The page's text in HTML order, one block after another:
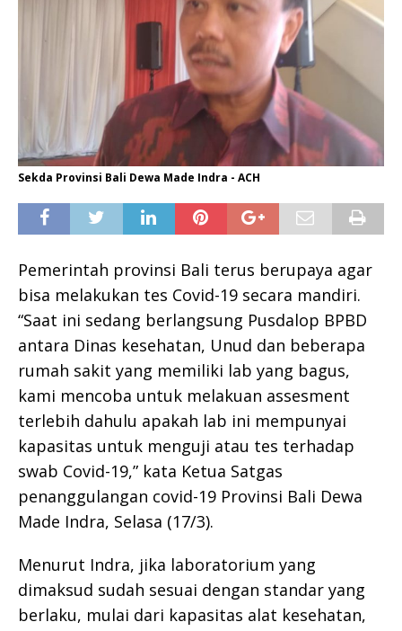
Sekda Provinsi Bali Dewa Made Indra - ACH
Pemerintah provinsi Bali terus berupaya agar
bisa melakukan tes Covid-19 secara mandiri.
“Saat ini sedang berlangsung Pusdalop BPBD
antara Dinas kesehatan, Unud dan beberapa
rumah sakit yang memiliki lab yang bagus,
kami mencoba untuk melakuan assesment
terlebih dahulu apakah lab ini mempunyai
kapasitas untuk menguji atau tes terhadap
swab Covid-19,” kata Ketua Satgas
penanggulangan covid-19 Provinsi Bali Dewa
Made Indra, Selasa (17/3).
Menurut Indra, jika laboratorium yang
dimaksud sudah sesuai dengan standar yang
berlaku, mulai dari kapasitas alat kesehatan,